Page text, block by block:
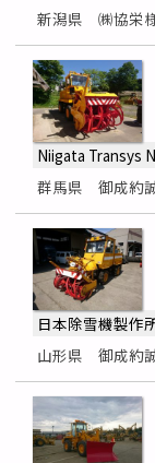
新潟県 ㈱協栄様
Niigata Transys
群馬県 御成約誠
日本除雪機製作
山形県 御成約